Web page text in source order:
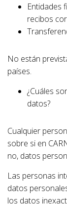
Entidades
recibos
No están
países.
¿Cuáles
datos?
Cualquier
sobre si en
no, datos
Las personas
datos
los datos